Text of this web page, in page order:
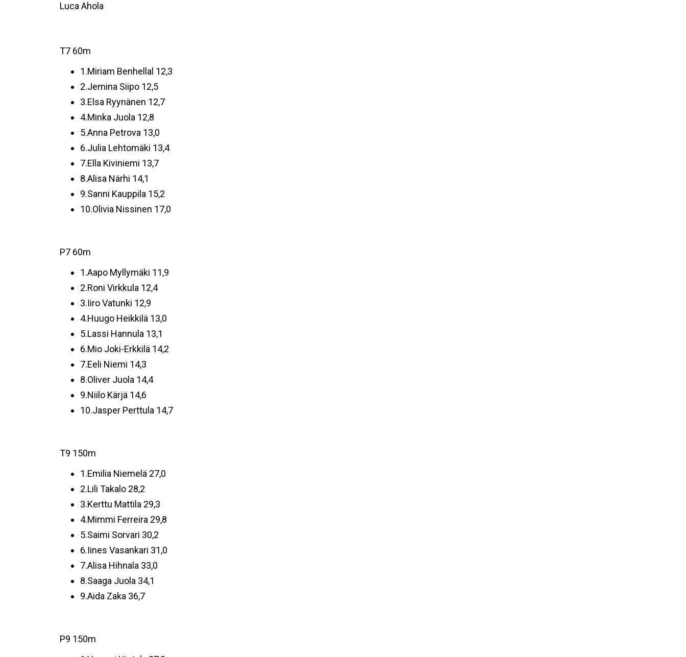
Luca Ahola
T7 60m
1.Miriam Benhellal 12,3
2.Jemina Siipo 12,5
3.Elsa Ryynänen 12,7
4.Minka Juola 12,8
5.Anna Petrova 13,0
6.Julia Lehtomäki 13,4
7.Ella Kiviniemi 13,7
8.Alisa Närhi 14,1
9.Sanni Kauppila 15,2
10.Olivia Nissinen 17,0
P7 60m
1.Aapo Myllymäki 11,9
2.Roni Virkkula 12,4
3.Iiro Vatunki 12,9
4.Huugo Heikkilä 13,0
5.Lassi Hannula 13,1
6.Mio Joki-Erkkilä 14,2
7.Eeli Niemi 14,3
8.Oliver Juola 14,4
9.Niilo Kärjä 14,6
10.Jasper Perttula 14,7
T9 150m
1.Emilia Niemelä 27,0
2.Lili Takalo 28,2
3.Kerttu Mattila 29,3
4.Mimmi Ferreira 29,8
5.Saimi Sorvari 30,2
6.Iines Vasankari 31,0
7.Alisa Hihnala 33,0
8.Saaga Juola 34,1
9.Aida Zaka 36,7
P9 150m